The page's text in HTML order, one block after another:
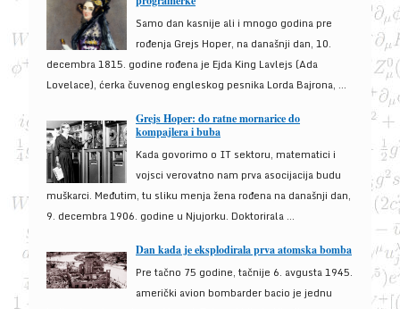
Samo dan kasnije ali i mnogo godina pre
rođenja Grejs Hoper, na današnji dan, 10.
decembra 1815. godine rođena je Ejda King Lavlejs (Ada
Lovelace), ćerka čuvenog engleskog pesnika Lorda Bajrona, ...
Grejs Hoper: do ratne mornarice do
kompajlera i buba
Kada govorimo o IT sektoru, matematici i
vojsci verovatno nam prva asocijacija budu
muškarci. Međutim, tu sliku menja žena rođena na današnji dan,
9. decembra 1906. godine u Njujorku. Doktorirala ...
Dan kada je eksplodirala prva atomska bomba
Pre tačno 75 godine, tačnije 6. avgusta 1945.
američki avion bombarder bacio je jednu